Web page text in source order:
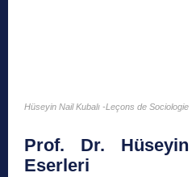
Hüseyin Nail Kubalı -Leçons de Sociologie
Prof. Dr. Hüseyin
Eserleri